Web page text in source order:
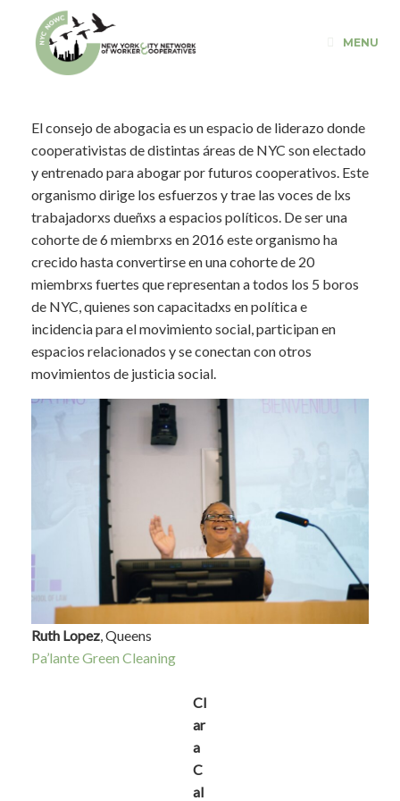
contenido
MENU
El consejo de abogacia es un espacio de liderazo donde
cooperativistas de distintas áreas de NYC son electado
y entrenado para abogar por futuros cooperativos. Este
organismo dirige los esfuerzos y trae las voces de lxs
trabajadorxs dueñxs a espacios políticos. De ser una
cohorte de 6 miembrxs en 2016 este organismo ha
crecido hasta convertirse en una cohorte de 20
miembrxs fuertes que representan a todos los 5 boros
de NYC, quienes son capacitadxs en política e
incidencia para el movimiento social, participan en
espacios relacionados y se conectan con otros
movimientos de justicia social.
Ruth Lopez, Queens
Pa’lante Green Cleaning
Cl
ar
a
C
al